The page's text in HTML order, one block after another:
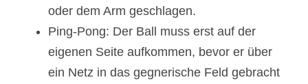
oder dem Arm geschlagen.
Ping-Pong: Der Ball muss erst auf der
eigenen Seite aufkommen, bevor er über
ein Netz in das gegnerische Feld gebracht